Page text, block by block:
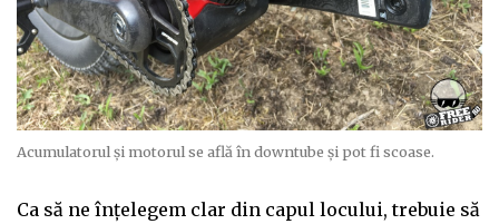
Acumulatorul și motorul se află în downtube și pot fi scoase.
Ca să ne înțelegem clar din capul locului, trebuie să